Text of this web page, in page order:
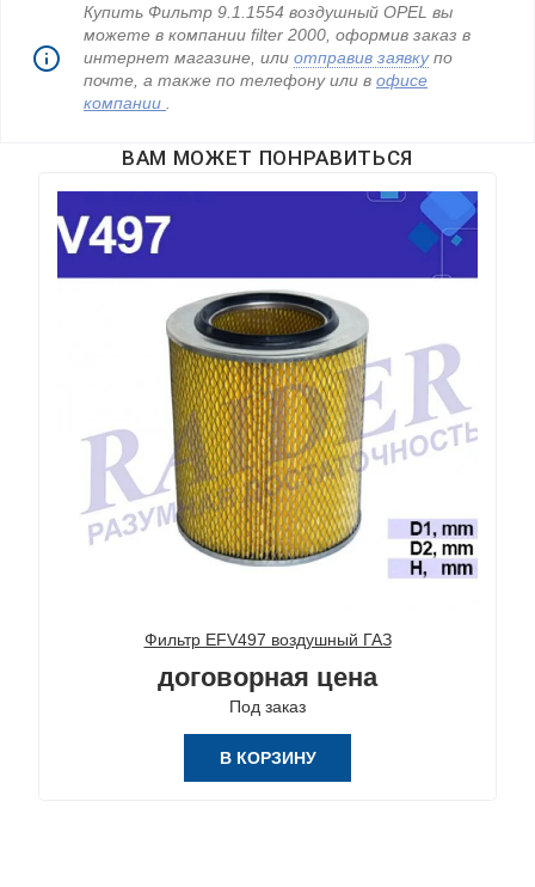
Купить Фильтр 9.1.1554 воздушный OPEL вы
можете в компании filter 2000, оформив заказ в
интернет магазине, или отправив заявкупо
почте, а также по телефонуили в офисе
компании
ВАМ МОЖЕТ ПОНРАВИТЬСЯ
Фильтр EFV497 воздушный ГАЗ
договорная цена
Под заказ
В КОРЗИНУ